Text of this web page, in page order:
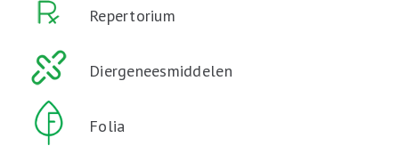
Repertorium
Diergeneesmiddelen
Folia